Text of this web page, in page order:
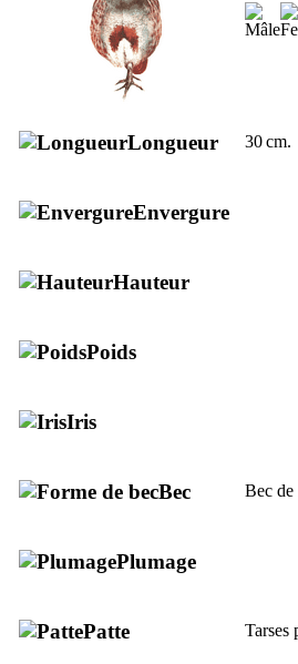
Longueur 30 cm.
Envergure
Hauteur
Poids
Iris
Bec Bec de
Plumage
Patte Tarses